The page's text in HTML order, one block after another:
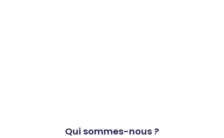
Qui sommes-nous ?